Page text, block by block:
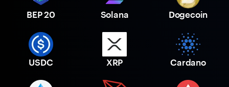
BEP 20 Solana Dogecoin
USDC XRP Cardano